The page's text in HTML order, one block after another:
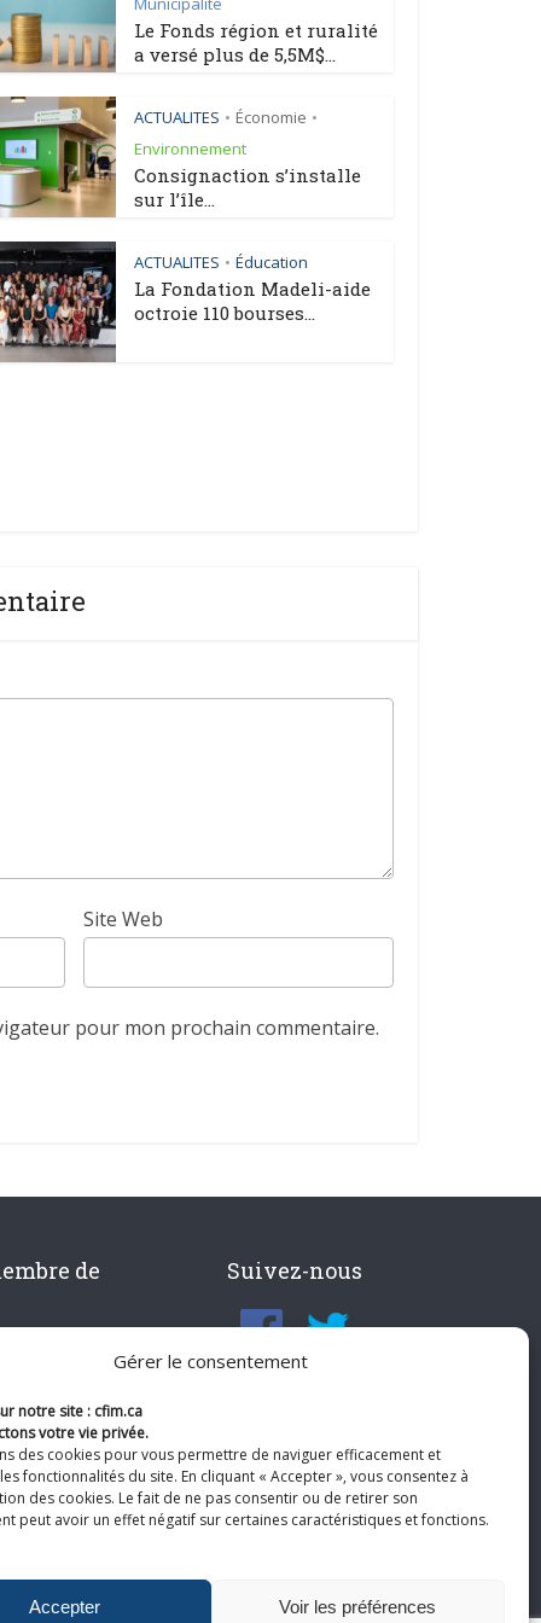
Gérer le consentement
notre site : cfim.ca
votre vie privée.
des cookies pour vous permettre de naviguer efficacement et
fonctionnalités du site. En cliquant « Accepter », vous consentez à
des cookies. Le fait de ne pas consentir ou de retirer son
peut avoir un effet négatif sur certaines caractéristiques et fonctions.
Accepter Voir les préférences
Le Fonds région et ruralité
a versé plus de 5,5M$...
ACTUALITES • Économie •
Environnement
Consignaction s’installe
sur l’île...
ACTUALITES • Éducation
La Fondation Madeli-aide
octroie 110 bourses...
Site Web
pour mon prochain commentaire.
de
Suivez-nous